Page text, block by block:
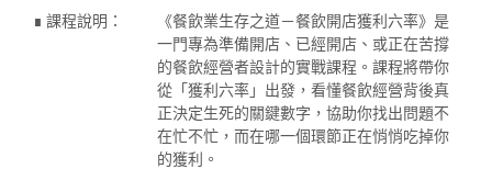
∎ 課程說明：
《餐飲業生存之道－餐飲開店獲利六率》是
一門專為準備開店、已經開店、或正在苦撐
的餐飲經營者設計的實戰課程。課程將帶你
從「獲利六率」出發，看懂餐飲經營背後真
正決定生死的關鍵數字，協助你找出問題不
在忙不忙，而在哪一個環節正在悄悄吃掉你
的獲利。